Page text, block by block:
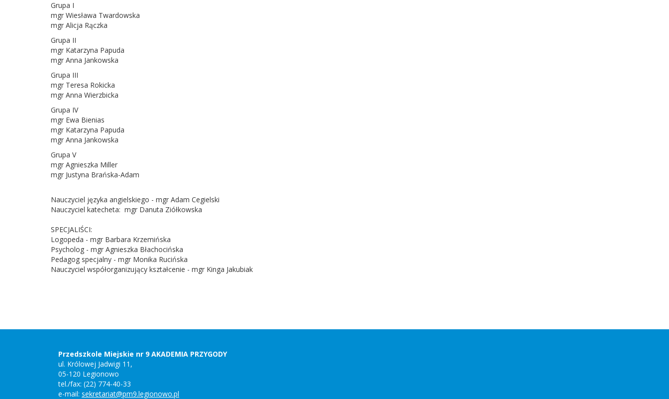
Grupa I
mgr Wiesława Twardowska
mgr Alicja Rączka
Grupa II
mgr Katarzyna Papuda
mgr Anna Jankowska
Grupa III
mgr Teresa Rokicka
mgr Anna Wierzbicka
Grupa IV
mgr Ewa Bienias
mgr Katarzyna Papuda
mgr Anna Jankowska
Grupa V
mgr Agnieszka Miller
mgr Justyna Brańska-Adam
Nauczyciel języka angielskiego - mgr Adam Cegielski
Nauczyciel katecheta: mgr Danuta Ziółkowska
SPECJALIŚCI:
Logopeda - mgr Barbara Krzemińska
Psycholog - mgr Agnieszka Błachocińska
Pedagog specjalny - mgr Monika Rucińska
Nauczyciel współorganizujący kształcenie - mgr Kinga Jakubiak
Adres
kontakt
Przedszkole Miejskie nr 9 AKADEMIA PRZYGODY
ul. Królowej Jadwigi 11,
05-120 Legionowo
tel./fax: (22) 774-40-33
e-mail: sekretariat@pm9.legionowo.pl